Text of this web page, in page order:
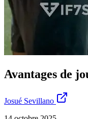
Avantages de
Josué Sevillano